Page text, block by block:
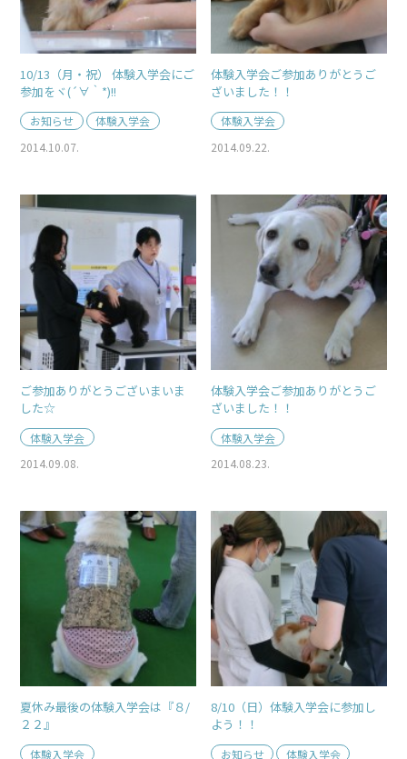
10/13（月・祝） 体験入学会にご
参加をヾ(´∀｀*)!!
お知らせ
体験入学会
2014.10.07.
体験入学会ご参加ありがとうご
ざいました！！
体験入学会
2014.09.22.
ご参加ありがとうございまいま
した☆
体験入学会
2014.09.08.
体験入学会ご参加ありがとうご
ざいました！！
体験入学会
2014.08.23.
夏休み最後の体験入学会は『８/
２２』
体験入学会
8/10（日）体験入学会に参加し
よう！！
お知らせ 体験入学会